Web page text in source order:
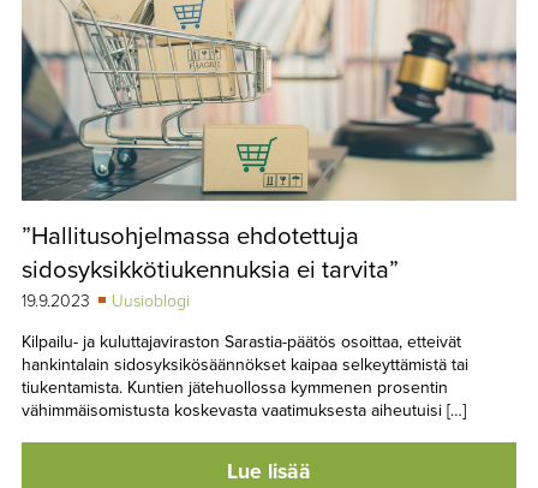
”Hallitusohjelmassa ehdotettuja
sidosyksikkötiukennuksia ei tarvita”
19.9.2023
Uusioblogi
Kilpailu- ja kuluttajaviraston Sarastia-päätös osoittaa, etteivät
hankintalain sidosyksikösäännökset kaipaa selkeyttämistä tai
tiukentamista. Kuntien jätehuollossa kymmenen prosentin
vähimmäisomistusta koskevasta vaatimuksesta aiheutuisi […]
Lue lisää